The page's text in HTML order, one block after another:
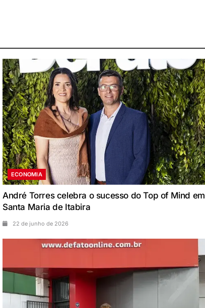
ECONOMIA
André Torres celebra o sucesso do Top of Mind em
Santa Maria de Itabira
22 de junho de 2026